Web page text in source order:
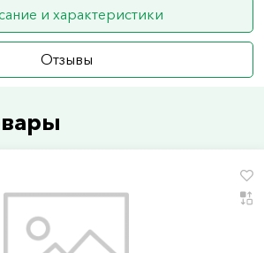
и характеристики
Отзывы